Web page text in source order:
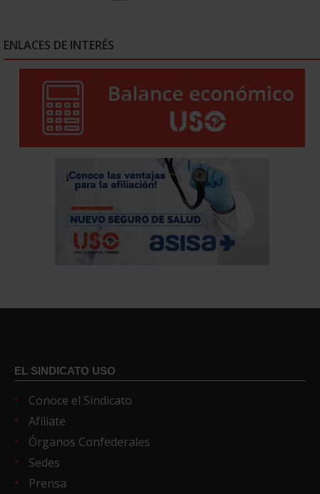
ENLACES DE INTERÉS
EL SINDICATO USO
Conoce el Sindicato
Afíliate
Órganos Confederales
Sedes
Prensa